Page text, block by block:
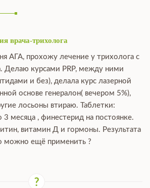
врача-трихолога
АГА, прохожу лечение у трихолога с
Делаю курсами PRP, между ними
и без), делала курс лазерной
основе генералон( вечером 5%),
лосьоны втираю. Таблетки:
3 месяца , финестерид на постоянке.
витамин Д и гормоны. Результата
можно ещё применить ?